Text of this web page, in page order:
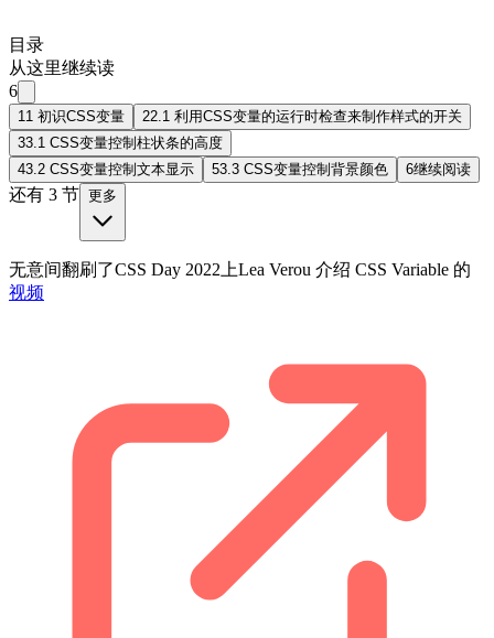
目录
从这里继续读
6
1 1 初识CSS变量 22.1 利用CSS变量的运行时检查来制作样式的开关
33.1 CSS变量控制柱状条的高度
43.2 CSS变量控制文本显示 53.3 CSS变量控制背景颜色 6继续阅读
还有 3 节 更多
无意间翻刷了CSS Day 2022上Lea Verou 介绍 CSS Variable 的
视频